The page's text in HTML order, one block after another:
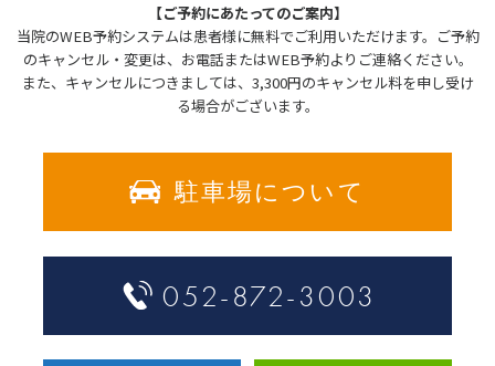
【ご予約にあたってのご案内】
当院のWEB予約システムは患者様に無料でご利用いただけます。ご予約
のキャンセル・変更は、お電話またはWEB予約よりご連絡ください。
また、キャンセルにつきましては、3,300円のキャンセル料を申し受け
る場合がございます。
駐車場について
052-872-3003